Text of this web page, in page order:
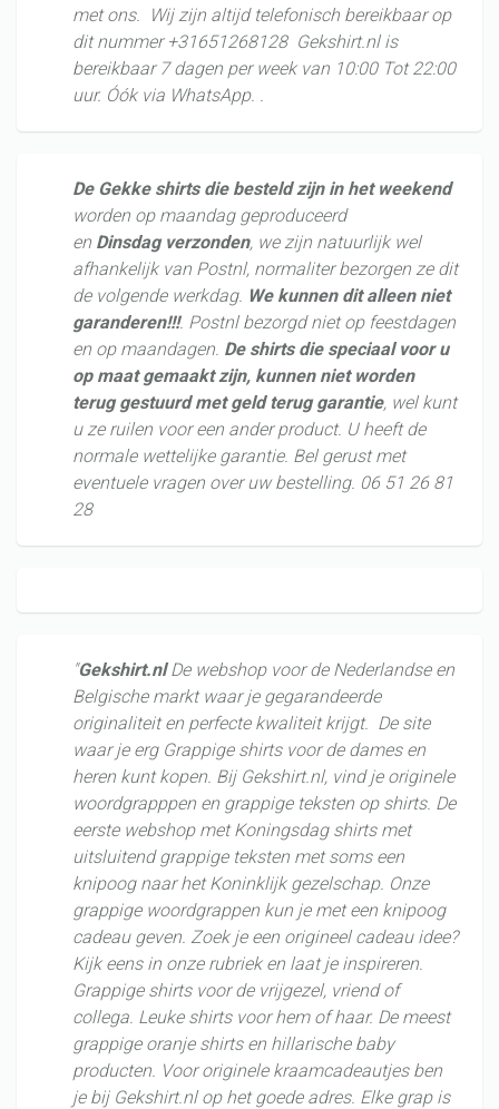
met ons. Wij zijn altijd telefonisch bereikbaar op
dit nummer +31651268128 Gekshirt.nl is
bereikbaar 7 dagen per week van 10:00 Tot 22:00
uur. Óók via WhatsApp. .
De Gekke shirts die besteld zijn in het weekend
worden op maandag geproduceerd
en Dinsdag verzonden, we zijn natuurlijk wel
afhankelijk van Postnl, normaliter bezorgen ze dit
de volgende werkdag. We kunnen dit alleen niet
garanderen!!!. Postnl bezorgd niet op feestdagen
en op maandagen. De shirts die speciaal voor u
op maat gemaakt zijn, kunnen niet worden
terug gestuurd met geld terug garantie, wel kunt
u ze ruilen voor een ander product. U heeft de
normale wettelijke garantie. Bel gerust met
eventuele vragen over uw bestelling. 06 51 26 81
28
"Gekshirt.nlDe webshop voor de Nederlandse en
Belgische markt waar je gegarandeerde
originaliteit en perfecte kwaliteit krijgt. De site
waar je erg Grappige shirts voor de dames en
heren kunt kopen. Bij Gekshirt.nl, vind je originele
woordgrapppen en grappige teksten op shirts. De
eerste webshop met Koningsdag shirts met
uitsluitend grappige teksten met soms een
knipoog naar het Koninklijk gezelschap. Onze
grappige woordgrappen kun je met een knipoog
cadeau geven. Zoek je een origineel cadeau idee?
Kijk eens in onze rubriek en laat je inspireren.
Grappige shirts voor de vrijgezel, vriend of
collega. Leuke shirts voor hem of haar. De meest
grappige oranje shirts en hillarische baby
producten. Voor originele kraamcadeautjes ben
je bij Gekshirt.nl op het goede adres. Elke grap is